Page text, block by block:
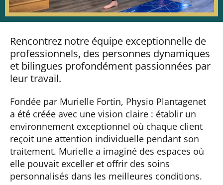
Rencontrez notre équipe exceptionnelle de
professionnels, des personnes dynamiques
et bilingues profondément passionnées par
leur travail.
Fondée par Murielle Fortin, Physio Plantagenet
a été créée avec une vision claire : établir un
environnement exceptionnel où chaque client
reçoit une attention individuelle pendant son
traitement. Murielle a imaginé des espaces où
elle pouvait exceller et offrir des soins
personnalisés dans les meilleures conditions.